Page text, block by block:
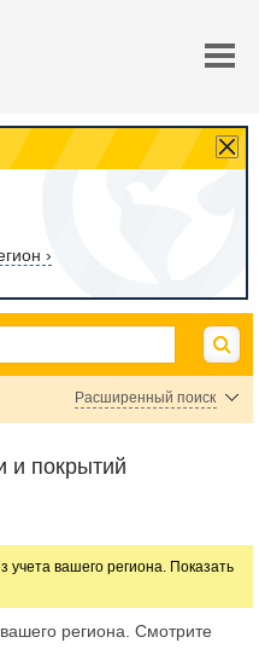
›
Расширенный поиск
и покрытий
учета вашего региона. Показать
региона. Смотрите